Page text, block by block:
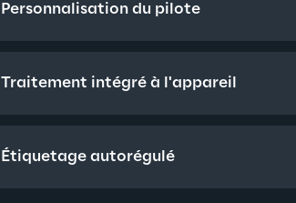
Personnalisation du pilote
Traitement intégré à l'appareil
Étiquetage autorégulé